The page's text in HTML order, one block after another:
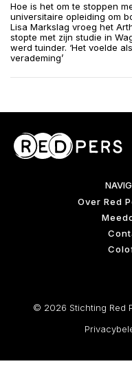
Hoe is het om te stoppen
universitaire opleiding om
Lisa Markslag vroeg het
stopte met zijn studie in
werd tuinder. ‘Het voelde
verademing’
Over Red
© 2026 Stichting Red